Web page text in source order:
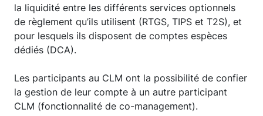
la liquidité entre les différents services optionnels
de règlement qu’ils utilisent (RTGS, TIPS et T2S), et
pour lesquels ils disposent de comptes espèces
dédiés (DCA).
Les participants au CLM ont la possibilité de confier
la gestion de leur compte à un autre participant
CLM (fonctionnalité de co-management).